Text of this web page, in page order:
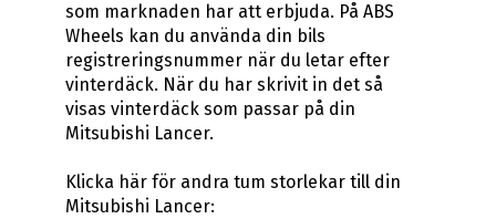
som marknaden har att erbjuda. På ABS
Wheels kan du använda din bils
registreringsnummer när du letar efter
vinterdäck. När du har skrivit in det så
visas vinterdäck som passar på din
Mitsubishi Lancer.
Klicka här för andra tum storlekar till din
Mitsubishi Lancer: